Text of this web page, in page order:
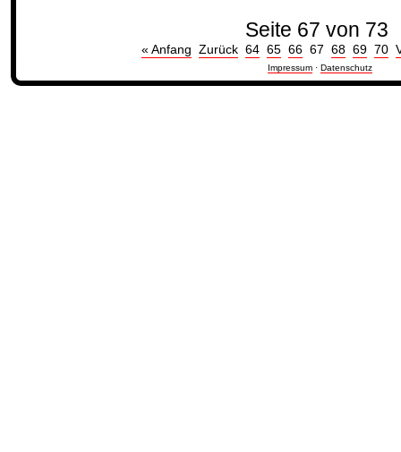
Seite 67 von 73
« Anfang Zurück 64 65 66 67 68 69 70
Impressum · Datenschutz